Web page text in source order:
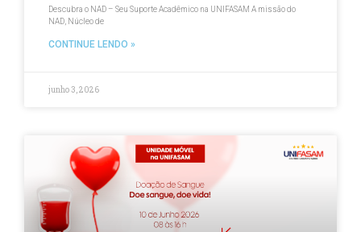
Descubra o NAD – Seu Suporte Acadêmico na UNIFASAM A missão do
NAD, Núcleo de
CONTINUE LENDO »
junho 3, 2026